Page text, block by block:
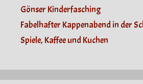
Gönser Kinderfasching
Fabelhafter Kappenabend in der
Spiele, Kaffee und Kuchen